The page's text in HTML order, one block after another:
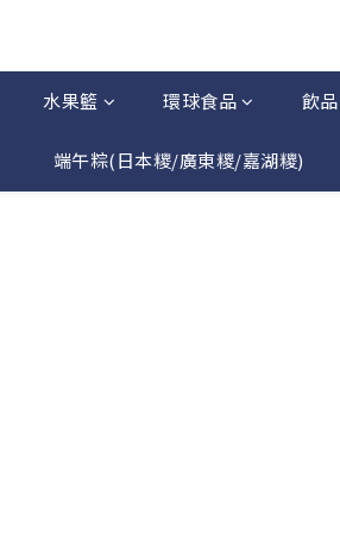
水果籃 環球食品 飲品
端午粽(日本糭/廣東糭/嘉湖糭)